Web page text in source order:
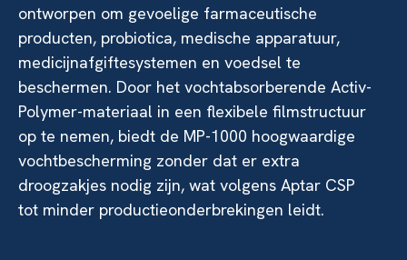
ontworpen om gevoelige farmaceutische
producten, probiotica, medische apparatuur,
medicijnafgiftesystemen en voedsel te
beschermen. Door het vochtabsorberende Activ-
Polymer-materiaal in een flexibele filmstructuur
op te nemen, biedt de MP-1000 hoogwaardige
vochtbescherming zonder dat er extra
droogzakjes nodig zijn, wat volgens Aptar CSP
tot minder productieonderbrekingen leidt.